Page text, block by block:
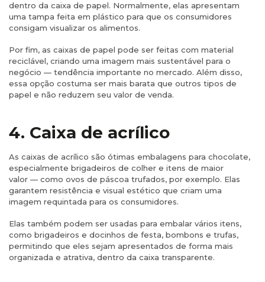
dentro da caixa de papel. Normalmente, elas apresentam
uma tampa feita em plástico para que os consumidores
consigam visualizar os alimentos.
Por fim, as caixas de papel pode ser feitas com material
reciclável, criando uma imagem mais sustentável para o
negócio — tendência importante no mercado. Além disso,
essa opção costuma ser mais barata que outros tipos de
papel e não reduzem seu valor de venda.
4. Caixa de acrílico
As caixas de acrílico são ótimas embalagens para chocolate,
especialmente brigadeiros de colher e itens de maior
valor — como ovos de páscoa trufados, por exemplo. Elas
garantem resistência e visual estético que criam uma
imagem requintada para os consumidores.
Elas também podem ser usadas para embalar vários itens,
como brigadeiros e docinhos de festa, bombons e trufas,
permitindo que eles sejam apresentados de forma mais
organizada e atrativa, dentro da caixa transparente.